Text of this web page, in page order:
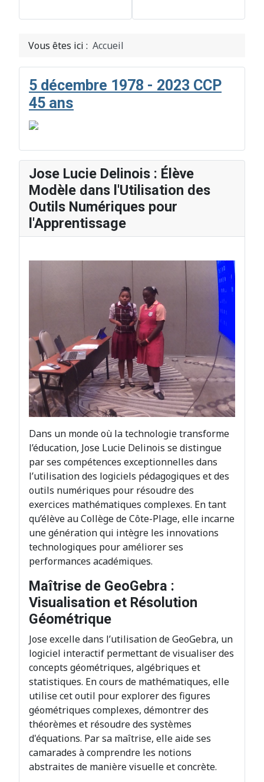
Vous êtes ici : Accueil
5 décembre 1978 - 2023 CCP
45 ans
Jose Lucie Delinois : Élève
Modèle dans l'Utilisation des
Outils Numériques pour
l'Apprentissage
Dans un monde où la technologie transforme
l’éducation, Jose Lucie Delinois se distingue
par ses compétences exceptionnelles dans
l’utilisation des logiciels pédagogiques et des
outils numériques pour résoudre des
exercices mathématiques complexes. En tant
qu’élève au Collège de Côte-Plage, elle incarne
une génération qui intègre les innovations
technologiques pour améliorer ses
performances académiques.
Maîtrise de GeoGebra :
Visualisation et Résolution
Géométrique
Jose excelle dans l’utilisation de GeoGebra, un
logiciel interactif permettant de visualiser des
concepts géométriques, algébriques et
statistiques. En cours de mathématiques, elle
utilise cet outil pour explorer des figures
géométriques complexes, démontrer des
théorèmes et résoudre des systèmes
d'équations. Par sa maîtrise, elle aide ses
camarades à comprendre les notions
abstraites de manière visuelle et concrète.